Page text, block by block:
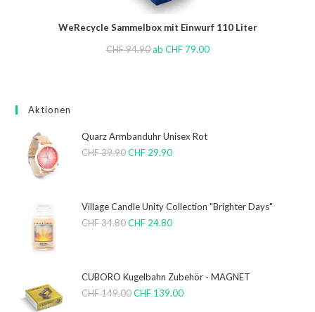
WeRecycle Sammelbox mit Einwurf 110 Liter
CHF94.90 ab CHF79.00
Aktionen
Quarz Armbanduhr Unisex Rot
CHF39.90 CHF 29.90
Village Candle Unity Collection "Brighter Days"
CHF34.80 CHF 24.80
CUBORO Kugelbahn Zubehör - MAGNET
CHF149.00 CHF 139.00